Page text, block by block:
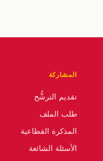
المشاركة
تقديم الترشُّح
طلب الملف
المذكرة القطاعية
الأسئلة الشائعة